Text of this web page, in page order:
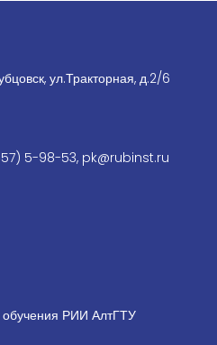
ул.Тракторная, д.2/6
5-98-53, pk@rubinst.ru
обучения РИИ АлтГТУ